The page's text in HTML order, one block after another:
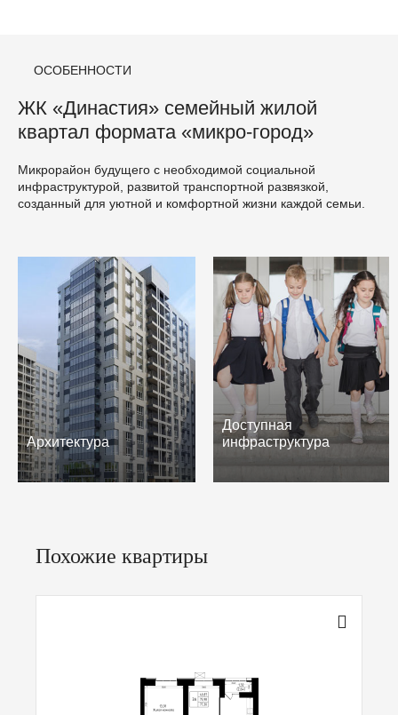
ОСОБЕННОСТИ
ЖК «Династия» семейный жилой
квартал формата «микро-город»
Микрорайон будущего с необходимой социальной
инфраструктурой, развитой транспортной развязкой,
созданный для уютной и комфортной жизни каждой семьи.
Архитектура
Доступная
инфраструктура
Похожие квартиры